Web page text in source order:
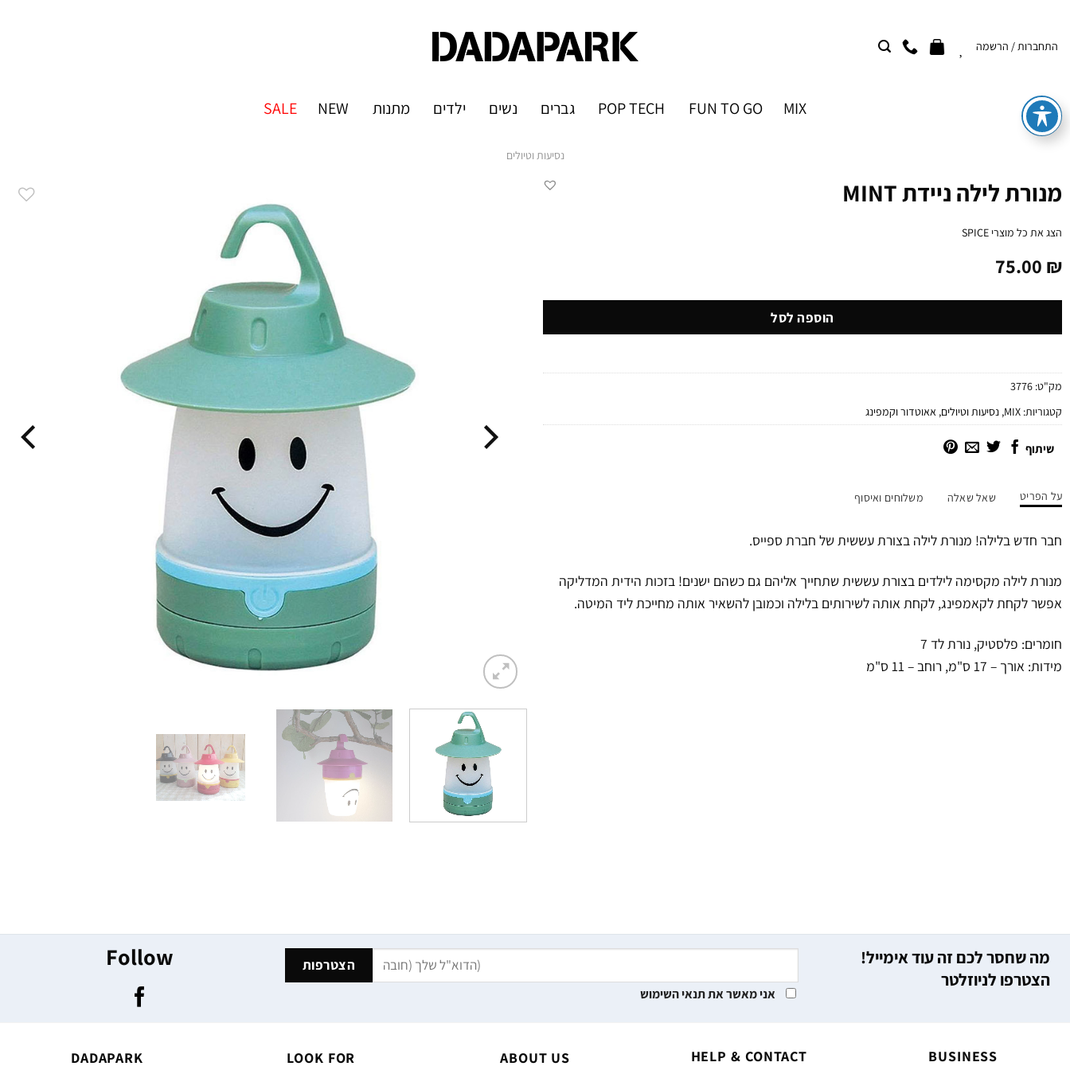
content
התחברות / הרשמה
MIX
FUN TO GO
POP TECH גברים נשים ילדים מתנות NEW
SALE
נסיעות וטיולים
מנורת לילה ניידת MINT
הצג את כל מוצרי SPICE
75.00 ₪
הוספה לסל
מק"ט: 3776
קטגוריות: MIX
, נסיעות וטיולים, אאוטדור וקמפינג
שיתוף
על הפריט שאל שאלה משלוחים ואיסוף
חבר חדש בלילה! מנורת לילה בצורת עששית של חברת ספייס.
מנורת לילה מקסימה לילדים בצורת עששית שתחייך אליהם גם כשהם ישנים! בזכות הידית המדליקה
אפשר לקחת לקאמפינג, לקחת אותה לשירותים בלילה וכמובן להשאיר אותה מחייכת ליד המיטה.
חומרים: פלסטיק, נורת לד 7
מידות: אורך – 17 ס"מ, רוחב – 11 ס"מ
מה שחסר לכם זה עוד אימייל!
הצטרפו לניוזלטר
אני מאשר את תנאי השימוש
Follow
BUSINESS
HELP & CONTACT
ABOUT US
LOOK FOR
DADAPARK